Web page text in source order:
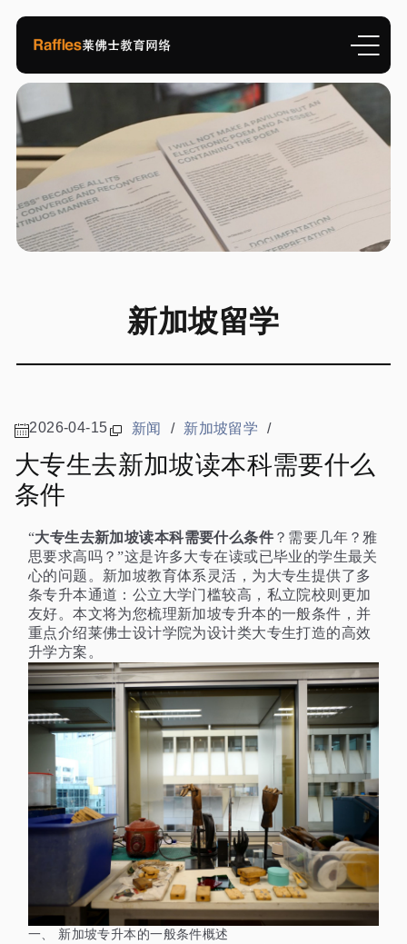
新加坡留学
2026-04-15 新闻 / 新加坡留学 /
大专生去新加坡读本科需要什么
条件
“大专生去新加坡读本科需要什么条件？需要几年？雅
思要求高吗？”这是许多大专在读或已毕业的学生最关
心的问题。新加坡教育体系灵活，为大专生提供了多
条专升本通道：公立大学门槛较高，私立院校则更加
友好。本文将为您梳理新加坡专升本的一般条件，并
重点介绍莱佛士设计学院为设计类大专生打造的高效
升学方案。
一、
新加坡专升本的一般条件概述